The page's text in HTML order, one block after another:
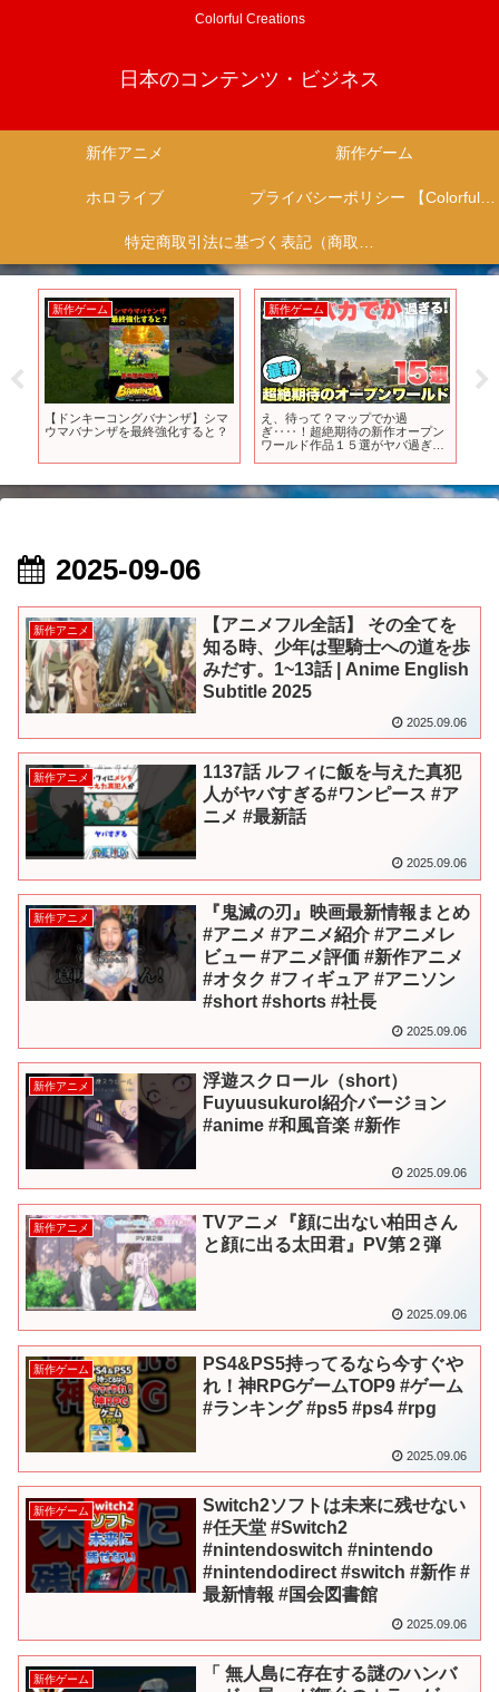
Colorful Creations
日本のコンテンツ・ビジネス
新作アニメ 新作ゲーム
ホロライブ プライバシーポリシー 【Colorful Creation】
特定商取引法に基づく表記（商取引に関する開示）
新作ゲーム
【ドンキーコングバナンザ】シマ
ウマバナンザを最終強化すると？
新作ゲーム
え、待って？マップでか過
ぎ‥‥！超絶期待の新作オープン
ワールド作品１５選がヤバ過ぎ
【PS4/PS5/Switch/XSX/STEAM】
送
2025-09-06
新作アニメ
【アニメフル全話】 その全てを
知る時、少年は聖騎士への道を歩
みだす。1~13話 | Anime English
Subtitle 2025
2025.09.06
新作アニメ
1137話 ルフィに飯を与えた真犯
人がヤバすぎる#ワンピース #ア
ニメ #最新話
2025.09.06
新作アニメ
『鬼滅の刃』映画最新情報まとめ
#アニメ #アニメ紹介 #アニメレ
ビュー #アニメ評価 #新作アニメ
#オタク #フィギュア #アニソン
#short #shorts #社長
2025.09.06
新作アニメ
浮遊スクロール（short）
Fuyuusukurol紹介バージョン
#anime #和風音楽 #新作
2025.09.06
新作アニメ
TVアニメ『顔に出ない柏田さん
と顔に出る太田君』PV第２弾
2025.09.06
新作ゲーム
PS4&PS5持ってるなら今すぐや
れ！神RPGゲームTOP9 #ゲーム
#ランキング #ps5 #ps4 #rpg
2025.09.06
新作ゲーム
Switch2ソフトは未来に残せない
#任天堂 #Switch2
#nintendoswitch #nintendo
#nintendodirect #switch #新作 #
最新情報 #国会図書館
2025.09.06
新作ゲーム
「 無人島に存在する謎のハンバ